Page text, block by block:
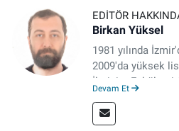
EDITÖR
Birkan Yüksel
1981 yılında
2009'da yüksek
İletişim Fakültesi
tezinden
Gündelik Hayatta
Devam Et